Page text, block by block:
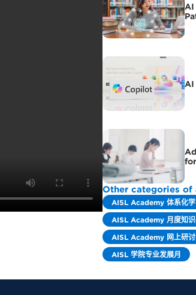
AI
AI
Other categories of
AISL Academy 体系化学
AISL Academy 月度知
AISL Academy 网上研
AISL 学院专业发展月